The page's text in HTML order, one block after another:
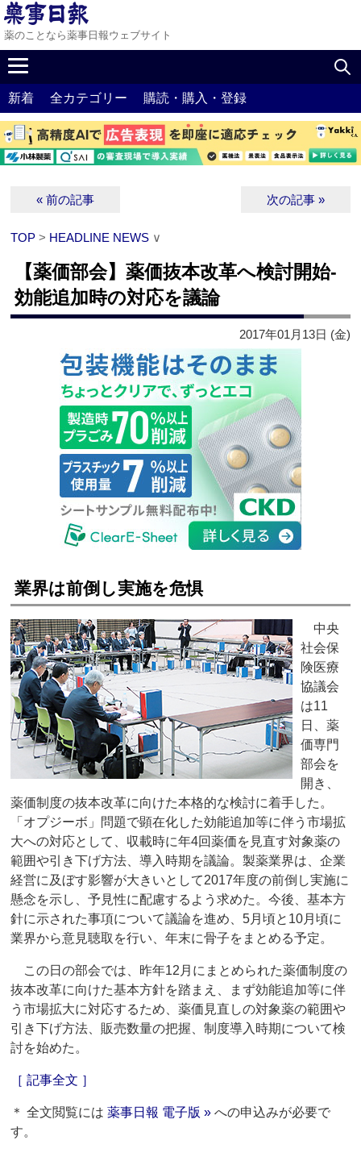
薬のことなら薬事日報ウェブサイト
新着 全カテゴリー 購読・購入・登録
« 前の記事 次の記事 »
TOP > HEADLINE NEWS ∨
【薬価部会】薬価抜本改革へ検討開始‐
効能追加時の対応を議論
2017年01月13日 (金)
業界は前倒し実施を危惧
中央
社会保
険医療
協議会
は11
日、薬
価専門
部会を
開き、
薬価制度の抜本改革に向けた本格的な検討に着手した。
「オプジーボ」問題で顕在化した効能追加等に伴う市場拡
大への対応として、収載時に年4回薬価を見直す対象薬の
範囲や引き下げ方法、導入時期を議論。製薬業界は、企業
経営に及ぼす影響が大きいとして2017年度の前倒し実施に
懸念を示し、予見性に配慮するよう求めた。今後、基本方
針に示された事項について議論を進め、5月頃と10月頃に
業界から意見聴取を行い、年末に骨子をまとめる予定。
この日の部会では、昨年12月にまとめられた薬価制度の
抜本改革に向けた基本方針を踏まえ、まず効能追加等に伴
う市場拡大に対応するため、薬価見直しの対象薬の範囲や
引き下げ方法、販売数量の把握、制度導入時期について検
討を始めた。
［ 記事全文 ］
＊ 全文閲覧には薬事日報 電子版 » への申込みが必要で
す。